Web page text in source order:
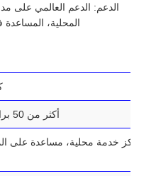
الدعم: الدعم العالمي على
المحلية، المساعدة في
أكثر من 50 براءة اختراع
مراكز خدمة محلية، مساعدة على